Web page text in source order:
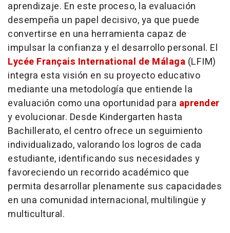
aprendizaje. En este proceso, la evaluación
desempeña un papel decisivo, ya que puede
convertirse en una herramienta capaz de
impulsar la confianza y el desarrollo personal. El
Lycée Français International de Málaga (LFIM)
integra esta visión en su proyecto educativo
mediante una metodología que entiende la
evaluación como una oportunidad para aprender
y evolucionar. Desde Kindergarten hasta
Bachillerato, el centro ofrece un seguimiento
individualizado, valorando los logros de cada
estudiante, identificando sus necesidades y
favoreciendo un recorrido académico que
permita desarrollar plenamente sus capacidades
en una comunidad internacional, multilingüe y
multicultural.